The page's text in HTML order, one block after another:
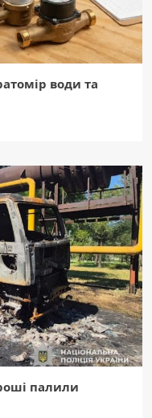
води та
палили